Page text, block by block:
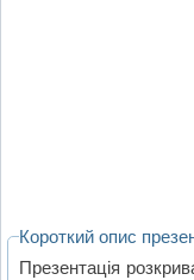
Короткий опис
Презентація